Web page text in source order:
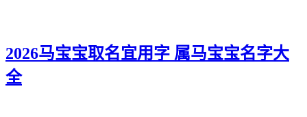
2026马宝宝取名宜用字 属马宝宝名字大
全